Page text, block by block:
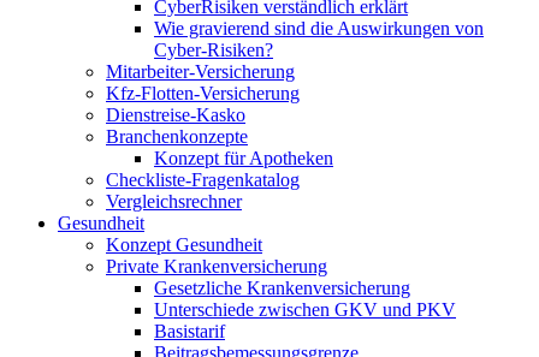
CyberRisiken verständlich erklärt
Wie gravierend sind die Auswirkungen von
Cyber-Risiken?
Mitarbeiter-Versicherung
Kfz-Flotten-Versicherung
Dienstreise-Kasko
Branchenkonzepte
Konzept für Apotheken
Checkliste-Fragenkatalog
Vergleichsrechner
Gesundheit
Konzept Gesundheit
Private Krankenversicherung
Gesetzliche Krankenversicherung
Unterschiede zwischen GKV und PKV
Basistarif
Beitragsbemessungsgrenze